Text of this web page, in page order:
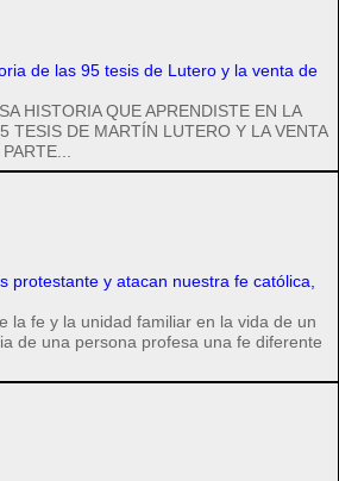
de las 95 tesis de Lutero y la venta de
HISTORIA QUE APRENDISTE EN LA
TESIS DE MARTÍN LUTERO Y LA VENTA
protestante y atacan nuestra fe católica,
la fe y la unidad familiar en la vida de un
de una persona profesa una fe diferente